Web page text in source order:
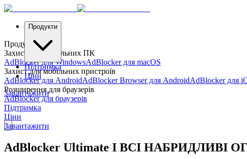
Продукти
Підтримка
Ціни
Завантажити
Продукти
Захист для настільних ПК
AdBlocker для WindowsAdBlocker для macOS
Захист для мобільних пристроїв
AdBlocker для AndroidAdBlocker Browser для AndroidAdBlocker для
Розширення для браузерів
AdBlocker для браузерів
Підтримка
Ціни
Завантажити
AdBlocker Ultimate І ВСІ